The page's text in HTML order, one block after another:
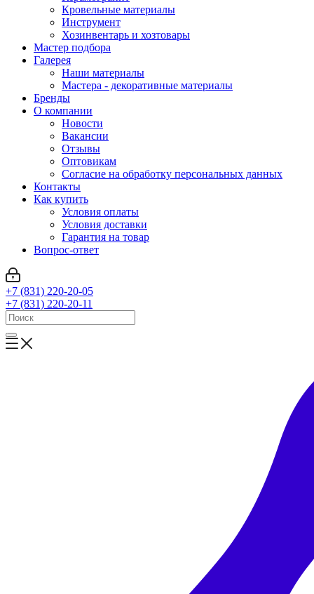
Кровельные материалы
Инструмент
Хозинвентарь и хозтовары
Мастер подбора
Галерея
Наши материалы
Мастера - декоративные материалы
Бренды
О компании
Новости
Вакансии
Отзывы
Оптовикам
Cогласие на обработку персональных данных
Контакты
Как купить
Условия оплаты
Условия доставки
Гарантия на товар
Вопрос-ответ
+7 (831) 220-20-05
+7 (831) 220-20-11